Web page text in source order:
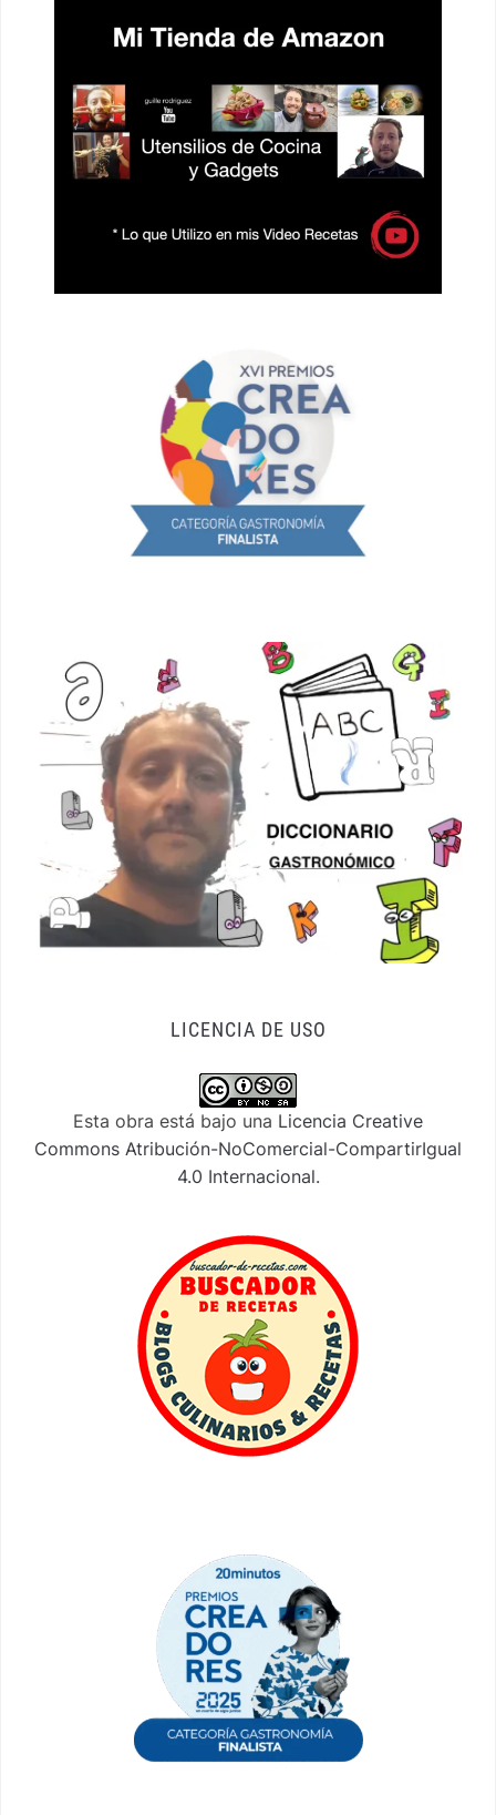
LICENCIA DE USO
Esta obra está bajo una Licencia Creative
Commons Atribución-NoComercial-CompartirIgual
4.0 Internacional.